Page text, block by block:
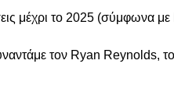
μέχρι το 2025 (σύμφωνα
τον Ryan Reynolds,